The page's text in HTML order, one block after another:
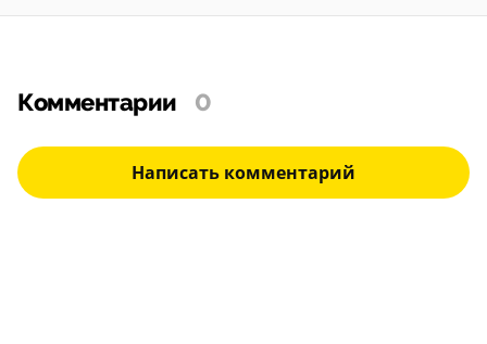
Комментарии 0
Написать комментарий